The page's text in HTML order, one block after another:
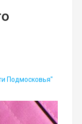
Подмосковья"